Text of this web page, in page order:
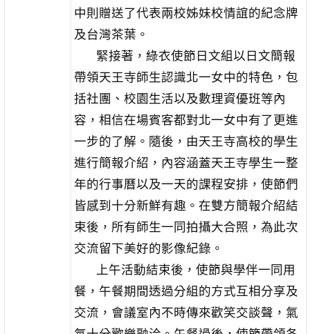
中則贈送了代表兩校姊妹校情誼的紀念牌
及台灣茶葉。
緊接著，綠衣使節日文組以日文簡報
帶領天王寺師生認識北一女中的特色，包
括社團、校園生活以及數理資優班等內
容，相信在場賓客都對北一女中有了更進
一步的了解。隨後，由天王寺高校的學生
進行簡報介紹，內容涵蓋天王寺學生一整
年的行事曆以及一天的課程安排，使節們
皆感到十分新鮮有趣。在雙方簡報介紹結
束後，所有師生一同拍攝大合照，為此次
交流留下美好的影像紀錄。
上午活動結束後，使節與學伴一同用
餐，午餐期間透過分組的方式互相分享及
交流，會議室內不時傳來歡笑交談聲，氣